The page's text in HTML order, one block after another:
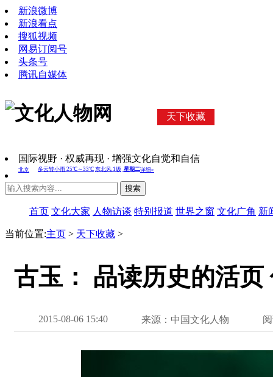
新浪微博
新浪看点
搜狐视频
网易订阅号
头条号
腾讯自媒体
天下收藏
国际视野 · 权威再现 · 增强文化自觉和自信
搜索
首页 文化大家 人物访谈 特别报道 世界之窗 文化广角 新
当前位置:主页 > 天下收藏 >
古玉： 品读历史的活页
2015-08-06 15:40 来源：中国文化人物